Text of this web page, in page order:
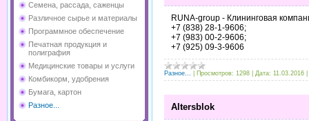
Семена, рассада, саженцы
Различное сырье и материалы
Программное обеспечение
Печатная продукция и
полиграфия
Медицинские товары и услуги
Комбикорм, удобрения
Бумага, картон
Разное...
RUNA-group - Клининговая
+7 (838) 28-1-9606;
+7 (983) 00-2-9606;
+7 (925) 09-3-9606
Разное... Просмотров: 1298 Дата: 11.03.2016
Altersblok